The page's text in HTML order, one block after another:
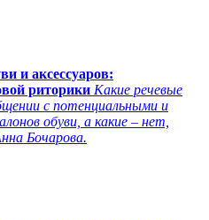
и аксессуаров:
риторики Какие речевые
с потенциальными и
обуви, а какие – нет,
Бочарова.